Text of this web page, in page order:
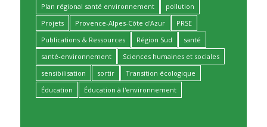
Plan régional santé environnement
pollution
Projets
Provence-Alpes-Côte d'Azur
PRSE
Publications & Ressources
Région Sud
santé
santé-environnement
Sciences humaines et sociales
sensibilisation
sortir
Transition écologique
Éducation
Éducation à l'environnement